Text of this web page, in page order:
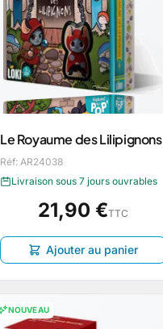
Le Royaume des Lilipignons
Réf: AR24038
Livraison sous 7 jours ouvrables
21,90 €TTC
Ajouter au panier
NOUVEAU